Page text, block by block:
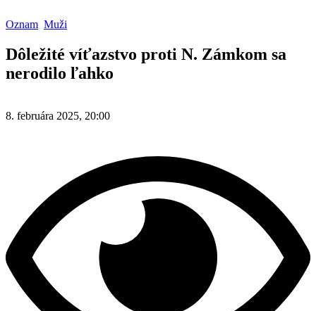
Oznam Muži
Dôležité víťazstvo proti N. Zámkom sa
nerodilo ľahko
8. februára 2025, 20:00